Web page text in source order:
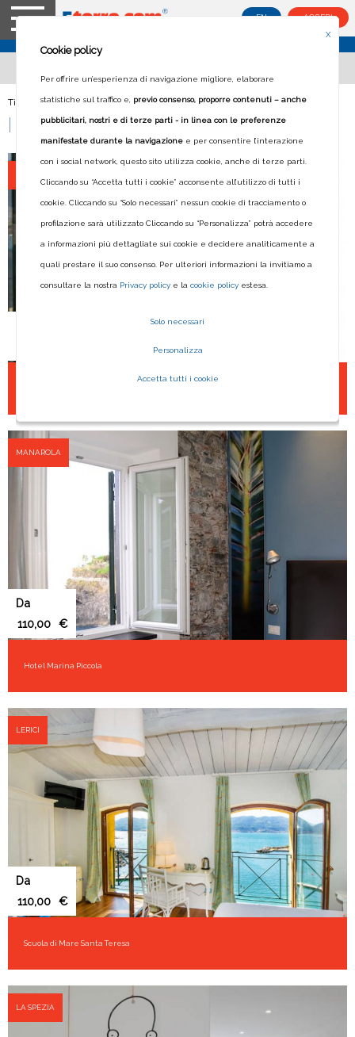
EN ACCEDI
Ti trovi in:Home > I vostri preferiti
I VOSTRI PREFERITI
MANAROLA
Hotel Marina Piccola
Da
€
LERICI
Scuola di Mare Santa Teresa
Da
€
LA SPEZIA
X
Cookie policy
Per offrire un’esperienza di navigazione migliore, elaborare
statistiche sul traffico e, previo consenso, proporre contenuti – anche
pubblicitari, nostri e di terze parti - in linea con le preferenze
manifestate durante la navigazione e per consentire l’interazione
con i social network, questo sito utilizza cookie, anche di terze parti.
Cliccando su “Accetta tutti i cookie” acconsente all’utilizzo di tutti i
cookie. Cliccando su “Solo necessari” nessun cookie di tracciamento o
profilazione sarà utilizzato Cliccando su “Personalizza” potrà accedere
a informazioni più dettagliate sui cookie e decidere analiticamente a
quali prestare il suo consenso. Per ulteriori informazioni la invitiamo a
consultare la nostra Privacy policy e la cookie policy estesa.
Solo necessari
Personalizza
Accetta tutti i cookie